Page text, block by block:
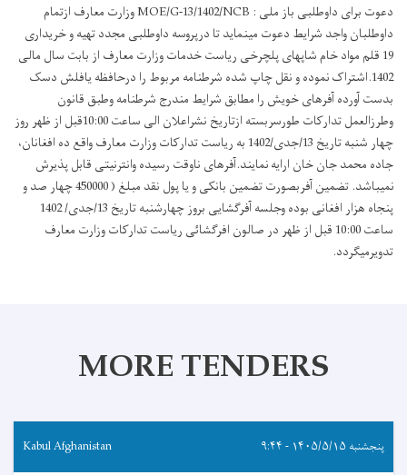
دعوت برای داوطلبی باز ملی : MOE/G-13/1402/NCB وزارت معارف ازتمام
داوطلبان واجد شرایط دعوت مینماید تا درپروسه داوطلبی مجدد تهیه و خریداری
19 قلم مواد خام شاپهای پلچرخی ریاست خدمات وزارت معارف از بابت سال مالی
1402.اشتراک نموده و نقل چاپ شده شرطنامه مربوط را درحافظه یافلش دسک
بدست آورده آفرهای خویش را مطابق شرایط مندرج شرطنامه وطبق قانون
وطرزالعمل تدارکات طورسربسته ازتاریخ نشراعلان الی ساعت 10:00قبل از ظهر روز
چهار شنبه تاریخ 13/جدی/1402 به ریاست تدارکات وزارت معارف واقع ده افغانان،
جاده محمد جان خان ارایه نمایند.آفرهای ناوقت رسیده وانترنیتی قابل پذیرش
نمیباشد. تضمین آفربصورت تضمین بانکی و یا پول نقد مبلغ ( 450000 چهار صد و
پنجاه هزار افغانی بوده وجلسه آفرگشایی بروز چهارشنبه تاریخ 13/جدی/ 1402
ساعت 10:00 قبل از ظهر در صالون افرگشائی ریاست تدارکات وزارت معارف
تدویرمیگردد.
MORE TENDERS
پنجشنبه ۱۴۰۵/۵/۱۵ - ۹:۴۴ Kabul Afghanistan